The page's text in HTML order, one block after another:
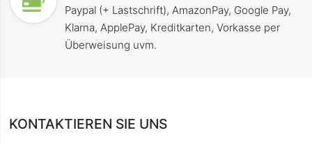
Paypal (+ Lastschrift), AmazonPay, Google Pay,
Klarna, ApplePay, Kreditkarten, Vorkasse per
Überweisung uvm.
KONTAKTIEREN SIE UNS